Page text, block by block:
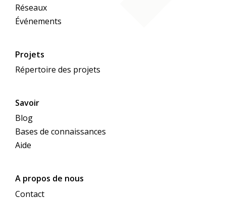
Réseaux
Événements
Projets
Répertoire des projets
Savoir
Blog
Bases de connaissances
Aide
A propos de nous
Contact